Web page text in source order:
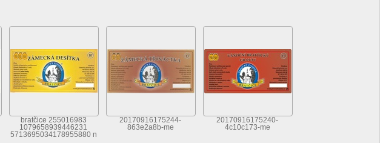
bratčice 255016983
1079658939446231
5713695034178955880 n
20170916175244-
863e2a8b-me
20170916175240-
4c10c173-me